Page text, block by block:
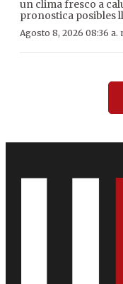
un clima fresco a
pronostica posibles
Agosto 8, 2026 08:36 a.